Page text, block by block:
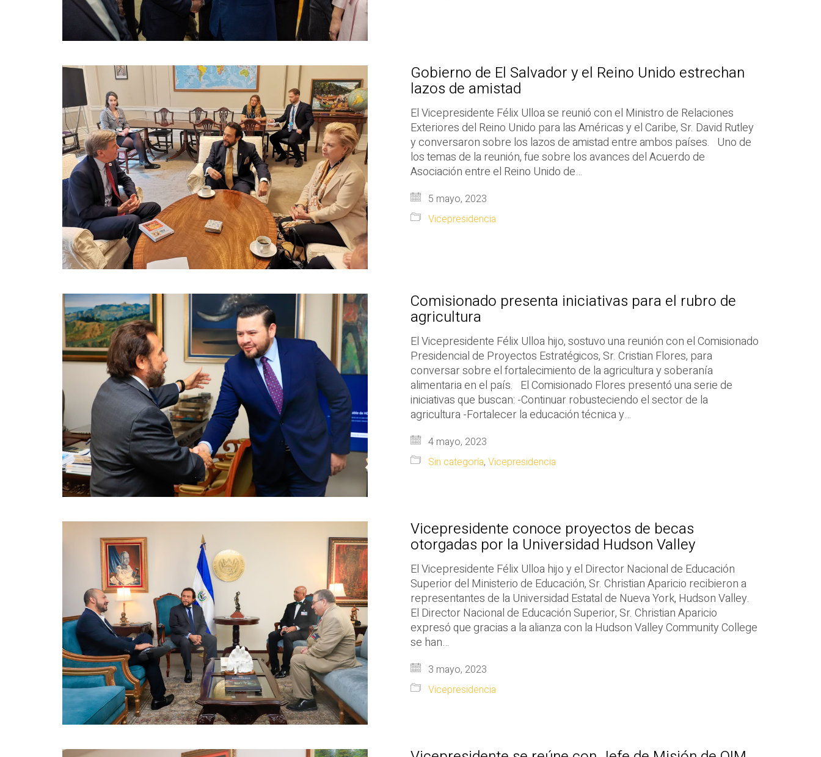
Gobierno de El Salvador y el Reino Unido estrechan
lazos de amistad
El Vicepresidente Félix Ulloa se reunió con el Ministro de Relaciones
Exteriores del Reino Unido para las Américas y el Caribe, Sr. David Rutley
y conversaron sobre los lazos de amistad entre ambos países. Uno de
los temas de la reunión, fue sobre los avances del Acuerdo de
Asociación entre el Reino Unido de…
5 mayo, 2023
Vicepresidencia
Comisionado presenta iniciativas para el rubro de
agricultura
El Vicepresidente Félix Ulloa hijo, sostuvo una reunión con el Comisionado
Presidencial de Proyectos Estratégicos, Sr. Cristian Flores, para
conversar sobre el fortalecimiento de la agricultura y soberanía
alimentaria en el país. El Comisionado Flores presentó una serie de
iniciativas que buscan: -Continuar robusteciendo el sector de la
agricultura -Fortalecer la educación técnica y…
4 mayo, 2023
Sin categoría, Vicepresidencia
Vicepresidente conoce proyectos de becas
otorgadas por la Universidad Hudson Valley
El Vicepresidente Félix Ulloa hijo y el Director Nacional de Educación
Superior del Ministerio de Educación, Sr. Christian Aparicio recibieron a
representantes de la Universidad Estatal de Nueva York, Hudson Valley.
El Director Nacional de Educación Superior, Sr. Christian Aparicio
expresó que gracias a la alianza con la Hudson Valley Community College
se han…
3 mayo, 2023
Vicepresidencia